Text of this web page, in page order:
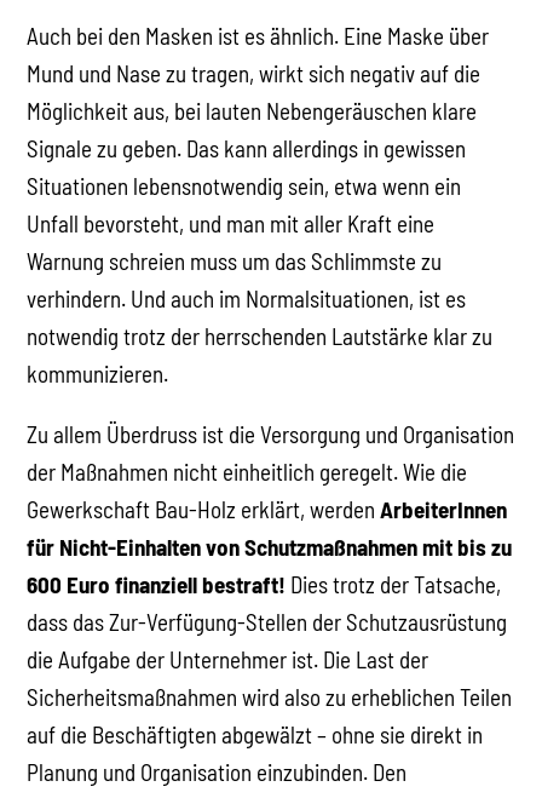
Auch bei den Masken ist es ähnlich. Eine Maske über
Mund und Nase zu tragen, wirkt sich negativ auf die
Möglichkeit aus, bei lauten Nebengeräuschen klare
Signale zu geben. Das kann allerdings in gewissen
Situationen lebensnotwendig sein, etwa wenn ein
Unfall bevorsteht, und man mit aller Kraft eine
Warnung schreien muss um das Schlimmste zu
verhindern. Und auch im Normalsituationen, ist es
notwendig trotz der herrschenden Lautstärke klar zu
kommunizieren.
Zu allem Überdruss ist die Versorgung und Organisation
der Maßnahmen nicht einheitlich geregelt. Wie die
Gewerkschaft Bau-Holz erklärt, werdenArbeiterInnen
für Nicht-Einhalten von Schutzmaßnahmen mit bis zu
600 Euro finanziell bestraft! Dies trotz der Tatsache,
dass das Zur-Verfügung-Stellen der Schutzausrüstung
die Aufgabe der Unternehmer ist. Die Last der
Sicherheitsmaßnahmen wird also zu erheblichen Teilen
auf die Beschäftigten abgewälzt – ohne sie direkt in
Planung und Organisation einzubinden. Den